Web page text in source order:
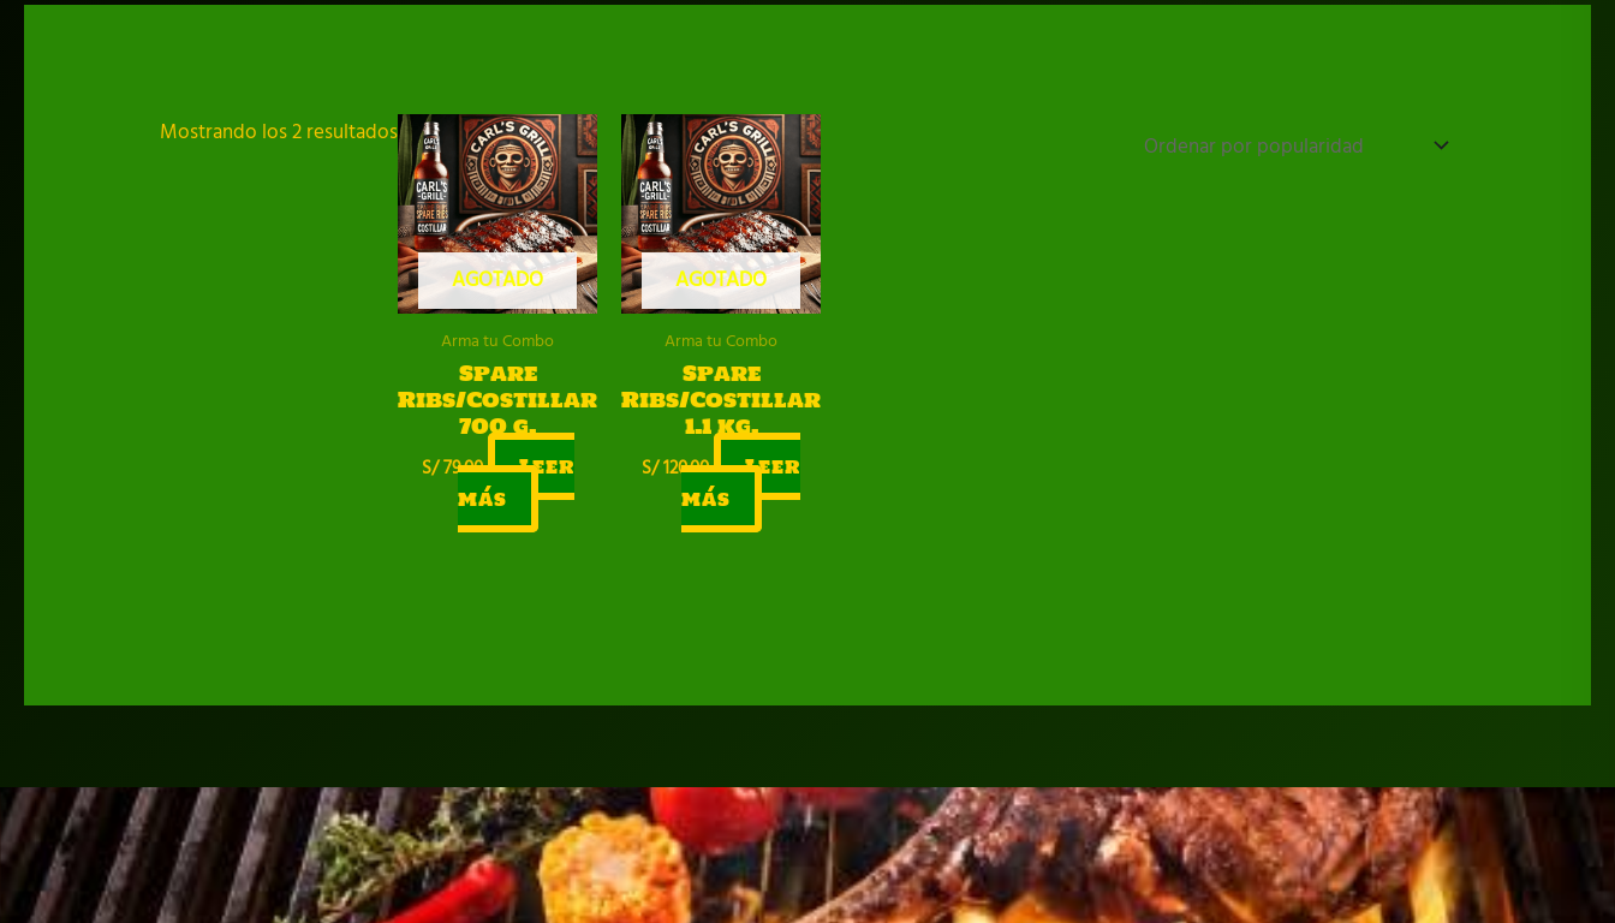
Mostrando los 2 resultadosOrdenado
por
popularidad
AGOTADO
Arma tu Combo
Spare
Ribs/Costillar
700 g.
S/79.00
Leer
más
AGOTADO
Arma tu Combo
Spare
Ribs/Costillar
1.1 kg.
S/120.00
Leer
más